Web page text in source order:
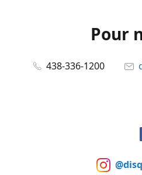
Pour
438-336-1200